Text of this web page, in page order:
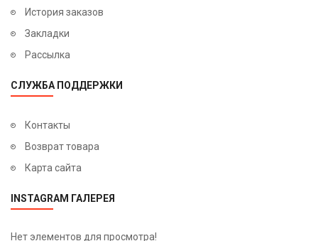
История заказов
Закладки
Рассылка
СЛУЖБА ПОДДЕРЖКИ
Контакты
Возврат товара
Карта сайта
INSTAGRAM ГАЛЕРЕЯ
Нет элементов для просмотра!